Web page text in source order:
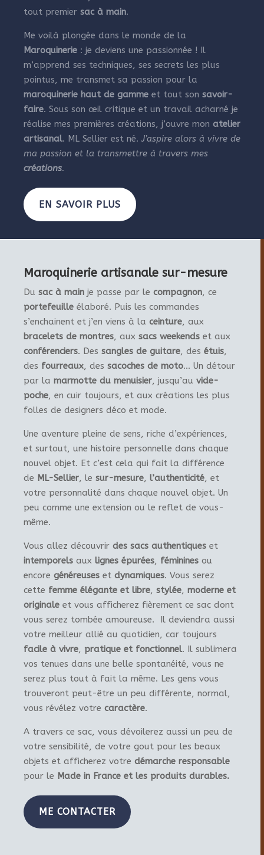
tout premier sac à main.
Me voilà plongée dans le monde de la
Maroquinerie : je deviens une passionnée ! Il
m’apprend ses techniques, ses secrets les plus
pointus, me transmet sa passion pour la
maroquinerie haut de gamme et tout son savoir-
faire. Sous son œil critique et un travail acharné je
réalise mes premières créations, j’ouvre mon atelier
artisanal. ML Sellier est né. J’aspire alors à vivre de
ma passion et la transmettre à travers mes
créations.
EN SAVOIR PLUS
Maroquinerie artisanale sur-mesure
Du sac à main je passe par le compagnon, ce
portefeuille élaboré. Puis les commandes
s’enchainent et j’en viens à la ceinture, aux
bracelets de montres, aux sacs weekends et aux
conférenciers. Des sangles de guitare, des étuis,
des fourreaux, des sacoches de moto… Un détour
par la marmotte du menuisier, jusqu’au vide-
poche, en cuir toujours, et aux créations les plus
folles de designers déco et mode.
Une aventure pleine de sens, riche d’expériences,
et surtout, une histoire personnelle dans chaque
nouvel objet. Et c’est cela qui fait la différence
de ML-Sellier, le sur-mesure, l’authenticité, et
votre personnalité dans chaque nouvel objet. Un
peu comme une extension ou le reflet de vous-
même.
Vous allez découvrir des sacs authentiques et
intemporels aux lignes épurées, féminines ou
encore généreuses et dynamiques. Vous serez
cette femme élégante et libre, stylée, moderne et
originale et vous afficherez fièrement ce sac dont
vous serez tombée amoureuse. Il deviendra aussi
votre meilleur allié au quotidien, car toujours
facile à vivre, pratique et fonctionnel. Il sublimera
vos tenues dans une belle spontanéité, vous ne
serez plus tout à fait la même. Les gens vous
trouveront peut-être un peu différente, normal,
vous révélez votre caractère.
A travers ce sac, vous dévoilerez aussi un peu de
votre sensibilité, de votre gout pour les beaux
objets et afficherez votre démarche responsable
pour le Made in France et les produits durables.
ME CONTACTER